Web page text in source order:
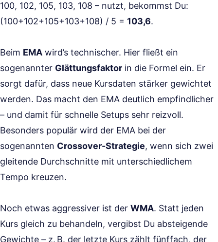
100, 102, 105, 103, 108 – nutzt, bekommst Du:
(100+102+105+103+108) / 5 = 103,6.
Beim EMA wird’s technischer. Hier fließt ein
sogenannter Glättungsfaktor in die Formel ein. Er
sorgt dafür, dass neue Kursdaten stärker gewichtet
werden. Das macht den EMA deutlich empfindlicher
– und damit für schnelle Setups sehr reizvoll.
Besonders populär wird der EMA bei der
sogenannten Crossover-Strategie, wenn sich zwei
gleitende Durchschnitte mit unterschiedlichem
Tempo kreuzen.
Noch etwas aggressiver ist der WMA. Statt jeden
Kurs gleich zu behandeln, vergibst Du absteigende
Gewichte – z. B. der letzte Kurs zählt fünffach, der